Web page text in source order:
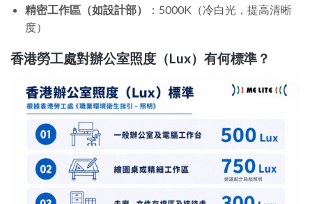
精密工作區（如設計部）
：5000K（冷白光，提高清晰
度）
香港勞工處對辦公室照度（Lux）有何標準？